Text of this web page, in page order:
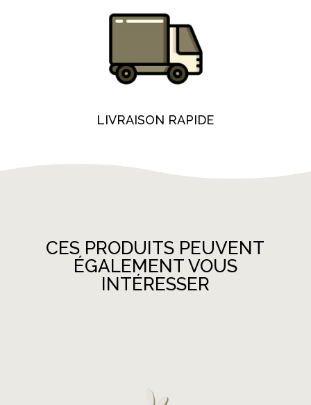
LIVRAISON RAPIDE
CES PRODUITS PEUVENT
ÉGALEMENT VOUS
INTÉRESSER